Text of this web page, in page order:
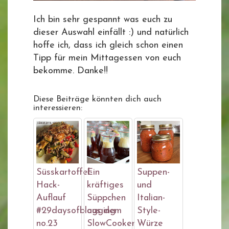
Ich bin sehr gespannt was euch zu
dieser Auswahl einfällt :) und natürlich
hoffe ich, dass ich gleich schon einen
Tipp für mein Mittagessen von euch
bekomme. Danke!!
Diese Beiträge könnten dich auch
interessieren:
Süsskartoffel-
Hack-
Auflauf
#29daysofblogging
no.23
Ein
kräftiges
Süppchen
aus dem
SlowCooker
Suppen-
und
Italian-
Style-
Würze